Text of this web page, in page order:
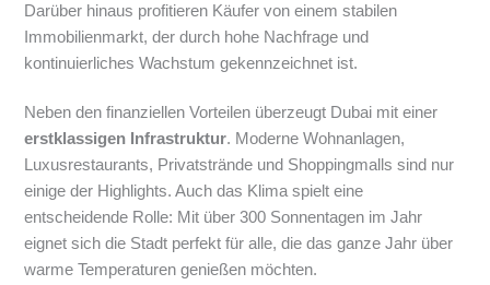
Darüber hinaus profitieren Käufer von einem stabilen
Immobilienmarkt, der durch hohe Nachfrage und
kontinuierliches Wachstum gekennzeichnet ist.
Neben den finanziellen Vorteilen überzeugt Dubai mit einer
erstklassigen Infrastruktur. Moderne Wohnanlagen,
Luxusrestaurants, Privatstrände und Shoppingmalls sind nur
einige der Highlights. Auch das Klima spielt eine
entscheidende Rolle: Mit über 300 Sonnentagen im Jahr
eignet sich die Stadt perfekt für alle, die das ganze Jahr über
warme Temperaturen genießen möchten.